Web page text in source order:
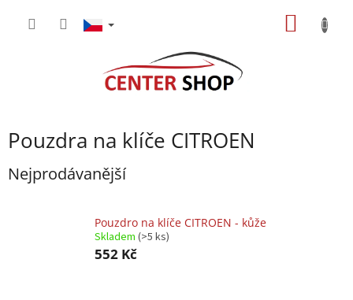
Pouzdra na klíče CITROEN
Nejprodávanější
Pouzdro na klíče CITROEN - kůže
Skladem (>5 ks)
552 Kč